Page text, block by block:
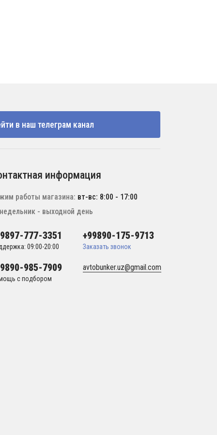
в наш телеграм канал
информация
работы магазина: вт-вс: 8:00 - 17:00
- выходной день
777-3351
09:00-20:00
+99890-175-9713
Заказать звонок
985-7909
с подбором
avtobunker.uz@gmail.com